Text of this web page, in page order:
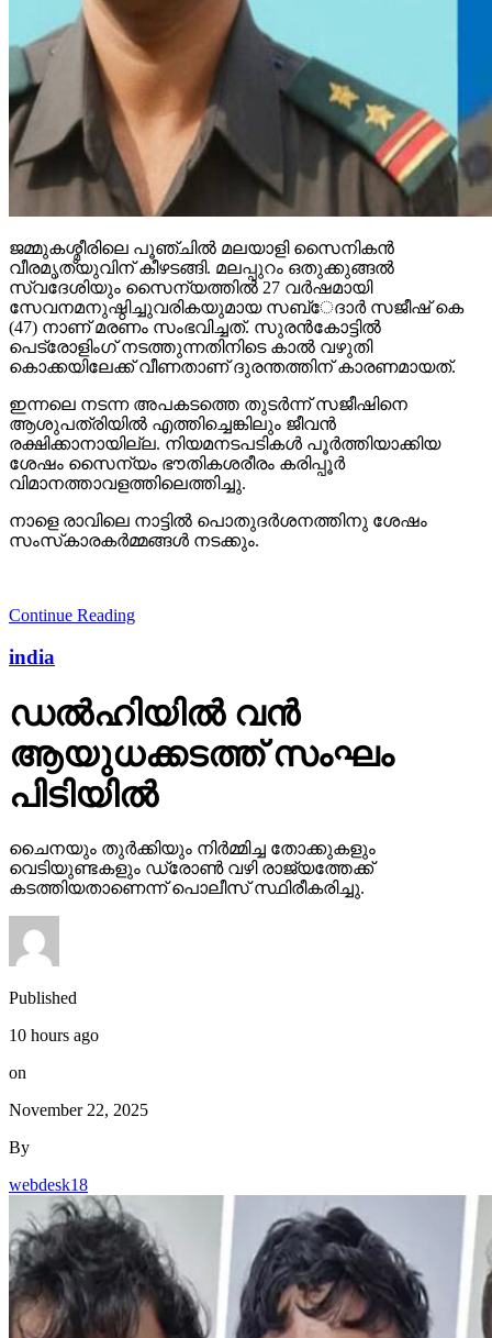
ജമ്മുകശ്മീരിലെ പൂഞ്ചില്‍ മലയാളി സൈനികന്‍
വീരമൃത്യുവിന് കീഴടങ്ങി. മലപ്പുറം ഒതുക്കുങ്ങല്‍
സ്വദേശിയും സൈന്യത്തില്‍ 27 വര്‍ഷമായി
സേവനമനുഷ്ഠിച്ചുവരികയുമായ സബ്േദാര്‍ സജീഷ് കെ
(47) നാണ് മരണം സംഭവിച്ചത്. സുരന്‍കോട്ടില്‍
പെട്രോളിംഗ് നടത്തുന്നതിനിടെ കാല്‍ വഴുതി
കൊക്കയിലേക്ക് വീണതാണ് ദുരന്തത്തിന് കാരണമായത്.
ഇന്നലെ നടന്ന അപകടത്തെ തുടര്‍ന്ന് സജീഷിനെ
ആശുപത്രിയില്‍ എത്തിച്ചെങ്കിലും ജീവന്‍
രക്ഷിക്കാനായില്ല. നിയമനടപടികള്‍ പൂര്‍ത്തിയാക്കിയ
ശേഷം സൈന്യം ഭൗതികശരീരം കരിപ്പൂര്‍
വിമാനത്താവളത്തിലെത്തിച്ചു.
നാളെ രാവിലെ നാട്ടില്‍ പൊതുദര്‍ശനത്തിനു ശേഷം
സംസ്‌കാരകര്‍മ്മങ്ങള്‍ നടക്കും.
Continue Reading
india
ഡല്‍ഹിയില്‍ വന്‍
ആയുധക്കടത്ത് സംഘം
പിടിയില്‍
ചൈനയും തുര്‍ക്കിയും നിര്‍മ്മിച്ച തോക്കുകളും
വെടിയുണ്ടകളും ഡ്രോണ്‍ വഴി രാജ്യത്തേക്ക്
കടത്തിയതാണെന്ന് പൊലീസ് സ്ഥിരീകരിച്ചു.
Published
10 hours ago
on
November 22, 2025
By
webdesk18